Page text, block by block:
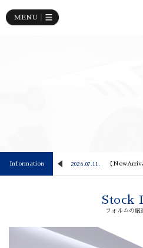
Information
Lusso 2026.07.11. 【
Stock
フォルムの厳